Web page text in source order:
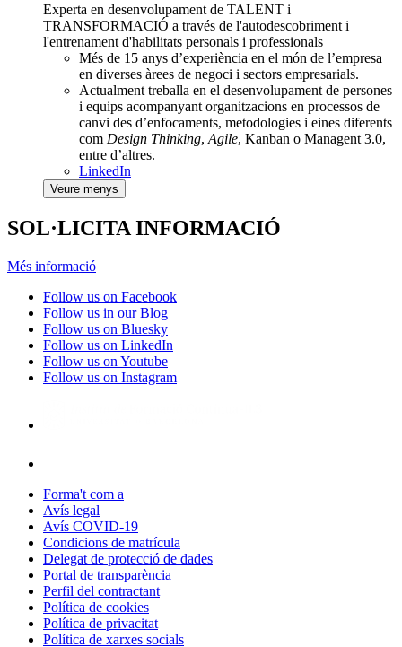
Experta en desenvolupament de TALENT i
TRANSFORMACIÓ a través de l'autodescobriment i
l'entrenament d'habilitats personals i professionals
Més de 15 anys d’experiència en el món de l’empresa
en diverses àrees de negoci i sectors empresarials.
Actualment treballa en el desenvolupament de persones
i equips acompanyant organitzacions en processos de
canvi des d’enfocaments, metodologies i eines diferents
com Design Thinking, Agile, Kanban o Managent 3.0,
entre d’altres.
LinkedIn
Veure menys
SOL·LICITA INFORMACIÓ
Més informació
Follow us on Facebook
Follow us in our Blog
Follow us on Bluesky
Follow us on LinkedIn
Follow us on Youtube
Follow us on Instagram
Forma't com a
Avís legal
Avís COVID-19
Condicions de matrícula
Delegat de protecció de dades
Portal de transparència
Perfil del contractant
Política de cookies
Política de privacitat
Política de xarxes socials